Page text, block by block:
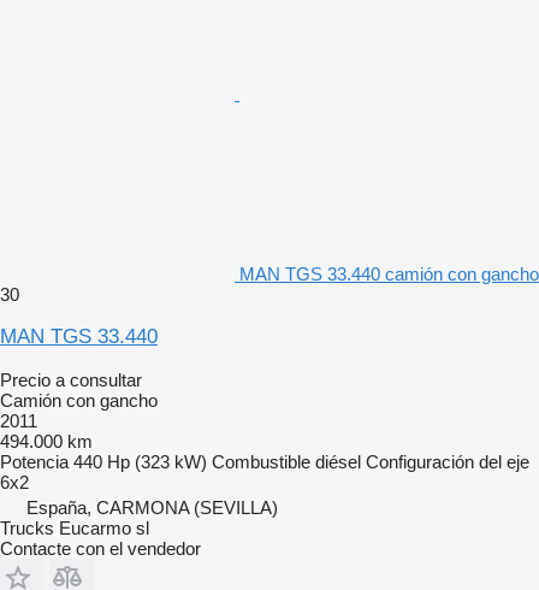
MAN TGS 33.440 camión con gancho
30
MAN TGS 33.440
Precio a consultar
Camión con gancho
2011
494.000 km
Potencia 440 Hp (323 kW) Combustible diésel Configuración del eje
6x2
España, CARMONA (SEVILLA)
Trucks Eucarmo sl
Contacte con el vendedor